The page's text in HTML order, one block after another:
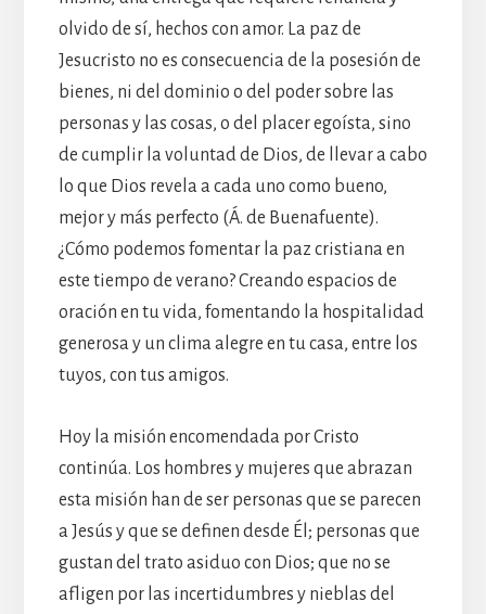
olvido de sí, hechos con amor. La paz de
Jesucristo no es consecuencia de la posesión de
bienes, ni del dominio o del poder sobre las
personas y las cosas, o del placer egoísta, sino
de cumplir la voluntad de Dios, de llevar a cabo
lo que Dios revela a cada uno como bueno,
mejor y más perfecto (Á. de Buenafuente).
¿Cómo podemos fomentar la paz cristiana en
este tiempo de verano? Creando espacios de
oración en tu vida, fomentando la hospitalidad
generosa y un clima alegre en tu casa, entre los
tuyos, con tus amigos.
Hoy la misión encomendada por Cristo
continúa. Los hombres y mujeres que abrazan
esta misión han de ser personas que se parecen
a Jesús y que se definen desde Él; personas que
gustan del trato asiduo con Dios; que no se
afligen por las incertidumbres y nieblas del